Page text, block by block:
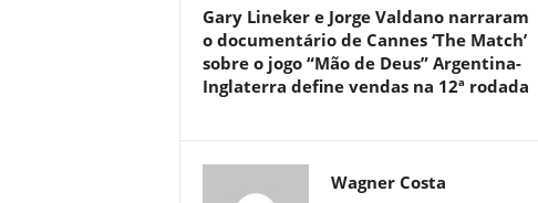
Gary Lineker e Jorge Valdano narraram
o documentário de Cannes ‘The Match’
sobre o jogo “Mão de Deus” Argentina-
Inglaterra define vendas na 12ª rodada
Wagner Costa